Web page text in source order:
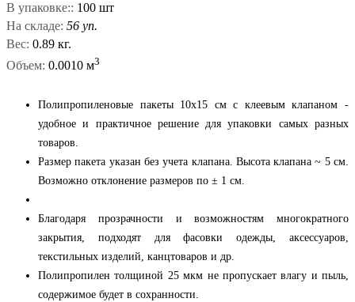
В упаковке:: 100 шт
На складе: 56 уп.
Вес: 0.89 кг.
Объем: 0.0010 м3
Полипропиленовые пакеты 10x15 см с клеевым клапаном -
удобное и практичное решение для упаковки самых разных
товаров.
Размер пакета указан без учета клапана. Высота клапана ~ 5 см.
Возможно отклонение размеров по ± 1 см.
Благодаря прозрачности и возможностям многократного
закрытия, подходят для фасовки одежды, аксессуаров,
текстильных изделий, канцтоваров и др.
Полипропилен толщиной 25 мкм не пропускает влагу и пыль,
содержимое будет в сохранности.